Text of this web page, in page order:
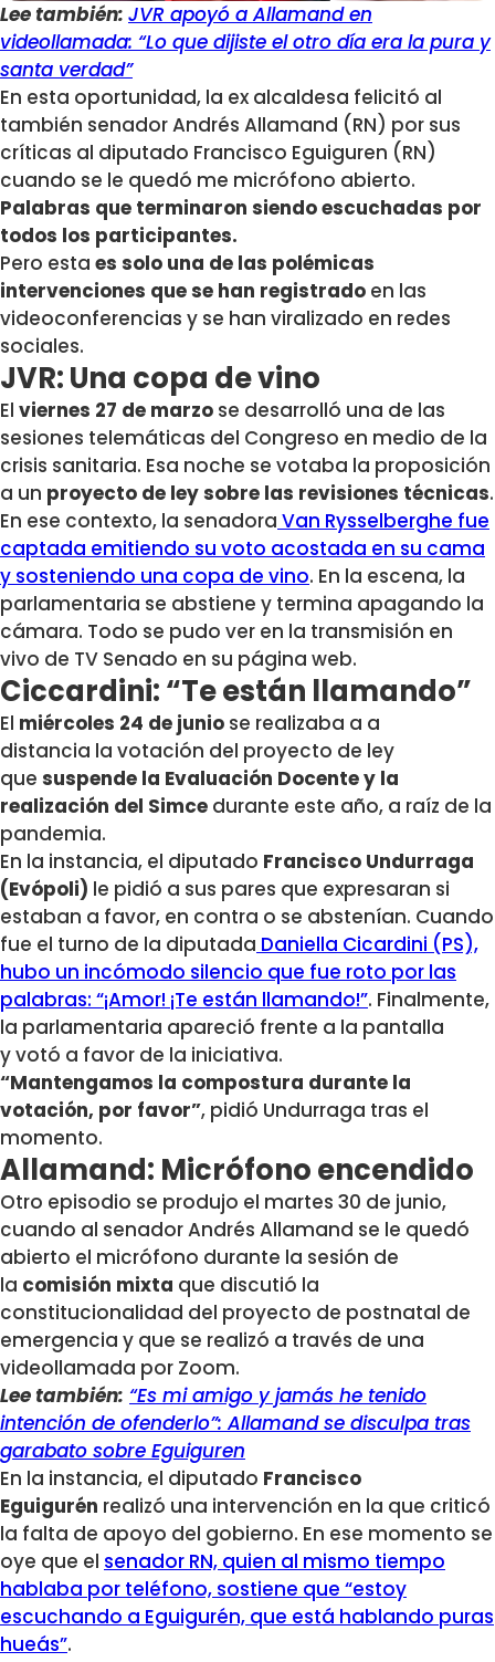
Lee también: JVR apoyó a Allamand en
videollamada: “Lo que dijiste el otro día era la pura y
santa verdad”
En esta oportunidad, la ex alcaldesa felicitó al
también senador Andrés Allamand (RN) por sus
críticas al diputado Francisco Eguiguren (RN)
cuando se le quedó me micrófono abierto.
Palabras que terminaron siendo escuchadas por
todos los participantes.
Pero esta es solo una de las polémicas
intervenciones que se han registrado en las
videoconferencias y se han viralizado en redes
sociales.
JVR: Una copa de vino
El viernes 27 de marzo se desarrolló una de las
sesiones telemáticas del Congreso en medio de la
crisis sanitaria. Esa noche se votaba la proposición
a un proyecto de ley sobre las revisiones técnicas.
En ese contexto, la senadora Van Rysselberghe fue
captada emitiendo su voto acostada en su cama
y sosteniendo una copa de vino. En la escena, la
parlamentaria se abstiene y termina apagando la
cámara. Todo se pudo ver en la transmisión en
vivo de TV Senado en su página web.
Ciccardini: “Te están llamando”
El miércoles 24 de junio se realizaba a a
distancia la votación del proyecto de ley
que suspende la Evaluación Docente y la
realización del Simce durante este año, a raíz de la
pandemia.
En la instancia, el diputado Francisco Undurraga
(Evópoli) le pidió a sus pares que expresaran si
estaban a favor, en contra o se abstenían. Cuando
fue el turno de la diputada Daniella Cicardini (PS),
hubo un incómodo silencio que fue roto por las
palabras: “¡Amor! ¡Te están llamando!”. Finalmente,
la parlamentaria apareció frente a la pantalla
y votó a favor de la iniciativa.
“Mantengamos la compostura durante la
votación, por favor”, pidió Undurraga tras el
momento.
Allamand: Micrófono encendido
Otro episodio se produjo el martes 30 de junio,
cuando al senador Andrés Allamand se le quedó
abierto el micrófono durante la sesión de
la comisión mixta que discutió la
constitucionalidad del proyecto de postnatal de
emergencia y que se realizó a través de una
videollamada por Zoom.
Lee también: “Es mi amigo y jamás he tenido
intención de ofenderlo”: Allamand se disculpa tras
garabato sobre Eguiguren
En la instancia, el diputado Francisco
Eguigurén realizó una intervención en la que criticó
la falta de apoyo del gobierno. En ese momento se
oye que el senador RN, quien al mismo tiempo
hablaba por teléfono, sostiene que “estoy
escuchando a Eguigurén, que está hablando puras
hueás”.